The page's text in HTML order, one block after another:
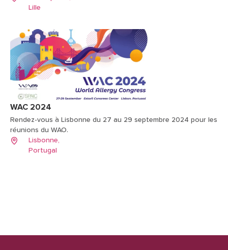
Lille
WAC 2024
Rendez-vous à Lisbonne du 27 au 29 septembre 2024 pour les
réunions du WAO.
Lisbonne,
Portugal